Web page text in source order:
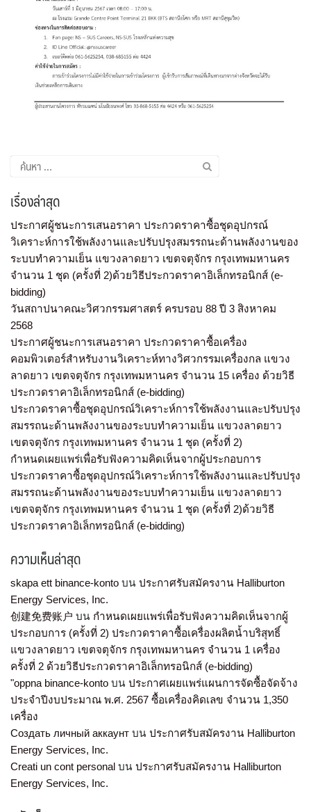
เรื่องล่าสุด
ประกาศผู้ชนะการเสนอราคา ประกวดราคาซื้อชุดอุปกรณ์
วิเคราะห์การใช้พลังงานและปรับปรุงสมรรถนะด้านพลังงานของ
ระบบทำความเย็น แขวงลาดยาว เขตจตุจักร กรุงเทพมหานคร
จำนวน 1 ชุด (ครั้งที่ 2)ด้วยวิธีประกวดราคาอิเล็กทรอนิกส์ (e-
bidding)
วันสถาปนาคณะวิศวกรรมศาสตร์ ครบรอบ 88 ปี 3 สิงหาคม
2568
ประกาศผู้ชนะการเสนอราคา ประกวดราคาซื้อเครื่อง
คอมพิวเตอร์สำหรับงานวิเคราะห์ทางวิศวกรรมเครื่องกล แขวง
ลาดยาว เขตจตุจักร กรุงเทพมหานคร จำนวน 15 เครื่อง ด้วยวิธี
ประกวดราคาอิเล็กทรอนิกส์ (e-bidding)
ประกวดราคาซื้อชุดอุปกรณ์วิเคราะห์การใช้พลังงานและปรับปรุง
สมรรถนะด้านพลังงานของระบบทำความเย็น แขวงลาดยาว
เขตจตุจักร กรุงเทพมหานคร จำนวน 1 ชุด (ครั้งที่ 2)
กำหนดเผยแพร่เพื่อรับฟังความคิดเห็นจากผู้ประกอบการ
ประกวดราคาซื้อชุดอุปกรณ์วิเคราะห์การใช้พลังงานและปรับปรุง
สมรรถนะด้านพลังงานของระบบทำความเย็น แขวงลาดยาว
เขตจตุจักร กรุงเทพมหานคร จำนวน 1 ชุด (ครั้งที่ 2)ด้วยวิธี
ประกวดราคาอิเล็กทรอนิกส์ (e-bidding)
ความเห็นล่าสุด
skapa ett binance-konto บน ประกาศรับสมัครงาน Halliburton
Energy Services, Inc.
创建免费账户 บน กำหนดเผยแพร่เพื่อรับฟังความคิดเห็นจากผู้
ประกอบการ (ครั้งที่ 2) ประกวดราคาซื้อเครื่องผลิตน้ำบริสุทธิ์
แขวงลาดยาว เขตจตุจักร กรุงเทพมหานคร จำนวน 1 เครื่อง
ครั้งที่ 2 ด้วยวิธีประกวดราคาอิเล็กทรอนิกส์ (e-bidding)
"oppna binance-konto บน ประกาศเผยแพร่แผนการจัดซื้อจัดจ้าง
ประจำปีงบประมาณ พ.ศ. 2567 ซื้อเครื่องคิดเลข จำนวน 1,350
เครื่อง
Создать личный аккаунт บน ประกาศรับสมัครงาน Halliburton
Energy Services, Inc.
Creati un cont personal บน ประกาศรับสมัครงาน Halliburton
Energy Services, Inc.